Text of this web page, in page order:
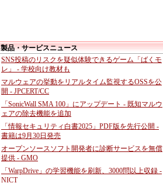
製品・サービスニュース
SNS投稿のリスクを疑似体験できるゲーム「ばくモ
レ」 - 学校向け教材も
マルウェアの挙動をリアルタイム監視するOSSを公
開 - JPCERT/CC
「SonicWall SMA 100」にアップデート - 既知マルウ
ェアの除去機能を追加
「情報セキュリティ白書2025」PDF版を先行公開 -
書籍は9月30日発売
オープンソースソフト開発者に診断サービスを無償
提供 - GMO
「WarpDrive」の学習機能を刷新、3000問以上収録 -
NICT